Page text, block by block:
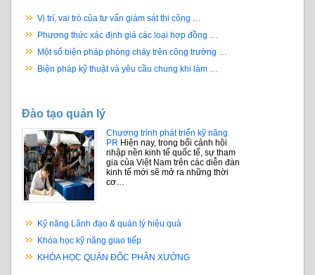
Vị trí, vai trò của tư vấn giám sát thi công …
Phương thức xác định giá các loại hợp đồng …
Một số biện pháp phòng cháy trên công trường …
Biện pháp kỹ thuật và yêu cầu chung khi làm …
Đào tạo quản lý
Chương trình phát triển kỹ năng
PR Hiện nay, trong bối cảnh hội
nhập nền kinh tế quốc tế, sự tham
gia của Việt Nam trên các diễn đàn
kinh tế mới sẽ mở ra những thời
cơ…
Kỹ năng Lãnh đạo & quản lý hiệu quả
Khóa học kỹ năng giao tiếp
KHÓA HỌC QUẢN ĐỐC PHÂN XƯỞNG